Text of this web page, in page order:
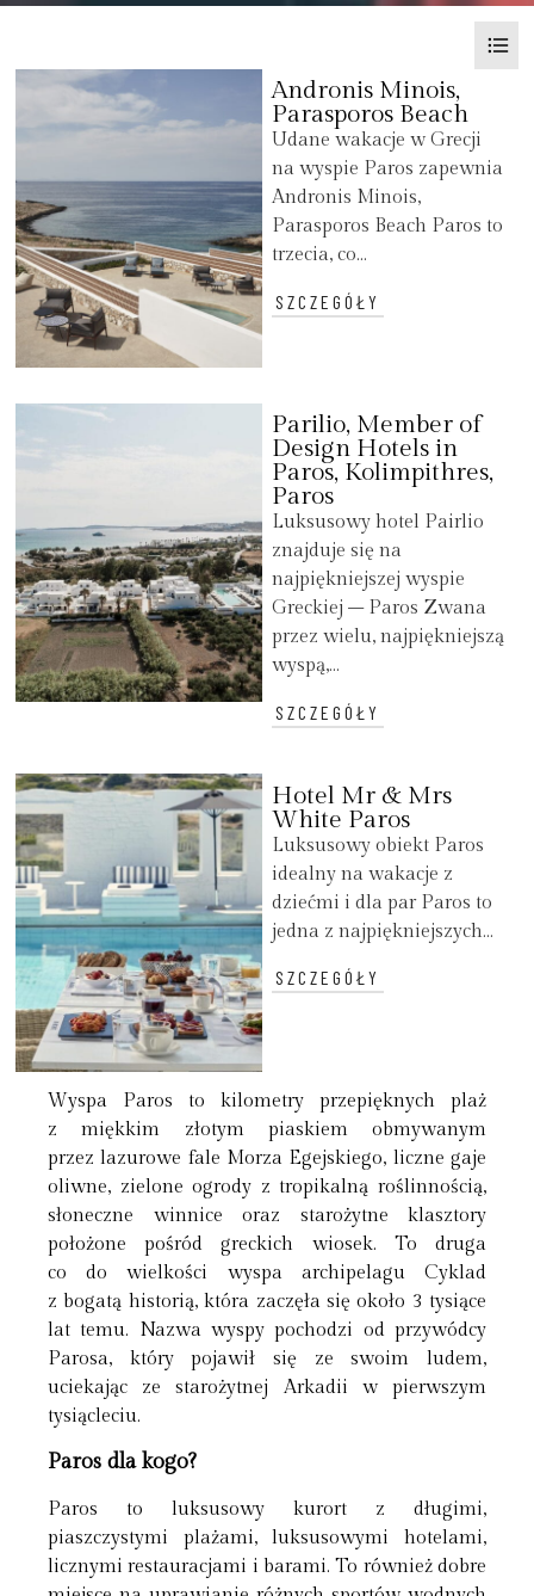
Andronis Minois,
Parasporos Beach
Udane wakacje w Grecji
na wyspie Paros zapewnia
Andronis Minois,
Parasporos Beach Paros to
trzecia, co...
SZCZEGÓŁY
Parilio, Member of
Design Hotels in
Paros, Kolimpithres,
Paros
Luksusowy hotel Pairlio
znajduje się na
najpiękniejszej wyspie
Greckiej – Paros Zwana
przez wielu, najpiękniejszą
wyspą,...
SZCZEGÓŁY
Hotel Mr & Mrs
White Paros
Luksusowy obiekt Paros
idealny na wakacje z
dziećmi i dla par Paros to
jedna z najpiękniejszych...
SZCZEGÓŁY
Wyspa Paros to kilometry przepięknych plaż
z miękkim złotym piaskiem obmywanym
przez lazurowe fale Morza Egejskiego, liczne gaje
oliwne, zielone ogrody z tropikalną roślinnością,
słoneczne winnice oraz starożytne klasztory
położone pośród greckich wiosek. To druga
co do wielkości wyspa archipelagu Cyklad
z bogatą historią, która zaczęła się około 3 tysiące
lat temu. Nazwa wyspy pochodzi od przywódcy
Parosa, który pojawił się ze swoim ludem,
uciekając ze starożytnej Arkadii w pierwszym
tysiącleciu.
Paros dla kogo?
Paros to luksusowy kurort z długimi,
piaszczystymi plażami, luksusowymi hotelami,
licznymi restauracjami i barami. To również dobre